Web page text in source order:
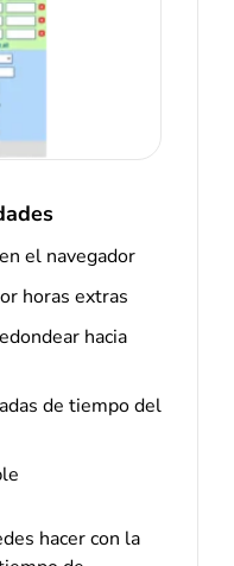
el navegador
horas extras
hacia
de tiempo del
hacer con la